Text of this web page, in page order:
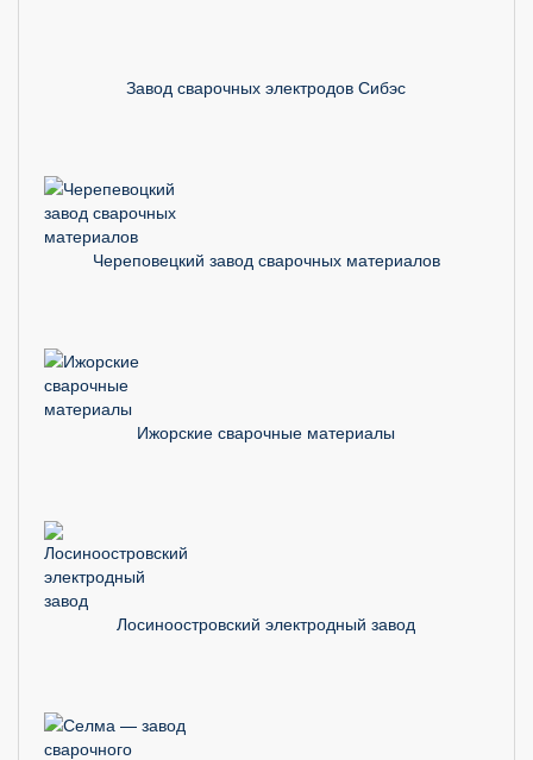
Завод сварочных электродов Сибэс
Череповецкий завод сварочных материалов
Ижорские сварочные материалы
Лосиноостровский электродный завод